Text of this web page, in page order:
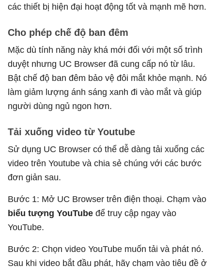
các thiết bị hiện đại hoạt động tốt và mạnh mẽ hơn.
Cho phép chế độ ban đêm
Mặc dù tính năng này khá mới đối với một số trình
duyệt nhưng UC Browser đã cung cấp nó từ lâu.
Bật chế độ ban đêm bảo vệ đôi mắt khỏe mạnh. Nó
làm giảm lượng ánh sáng xanh đi vào mắt và giúp
người dùng ngủ ngon hơn.
Tải xuống video từ Youtube
Sử dụng UC Browser có thể dễ dàng tải xuống các
video trên Youtube và chia sẻ chúng với các bước
đơn giản sau.
Bước 1: Mở UC Browser trên điện thoại. Chạm vào
biểu tượng YouTube để truy cập ngay vào
YouTube.
Bước 2: Chọn video YouTube muốn tải và phát nó.
Sau khi video bắt đầu phát, hãy chạm vào tiêu đề ở